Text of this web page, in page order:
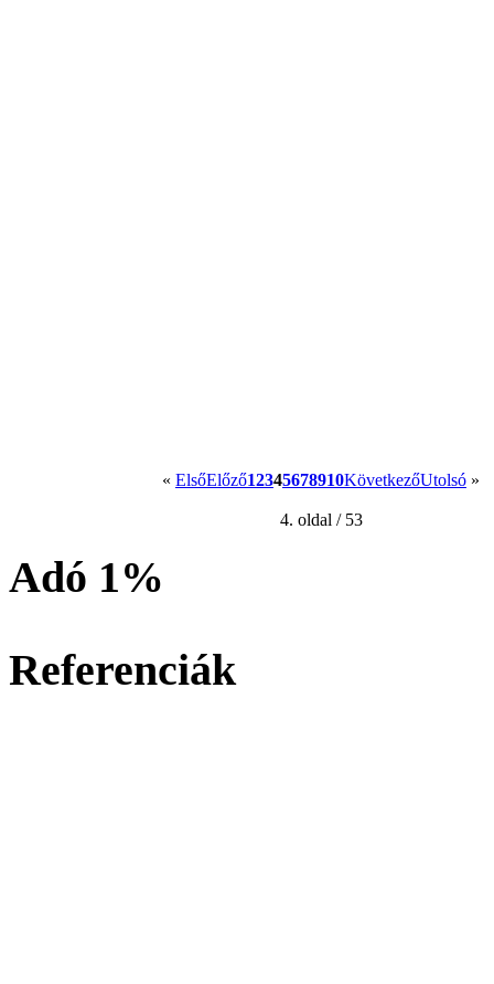
« ElsőElőző12345678910KövetkezőUtolsó »
4. oldal / 53
Adó 1%
Referenciák